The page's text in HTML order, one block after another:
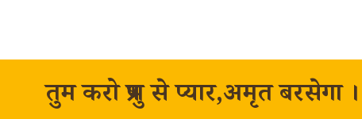
तुम करो प्रभु से प्यार,अमृत बरसेगा ।